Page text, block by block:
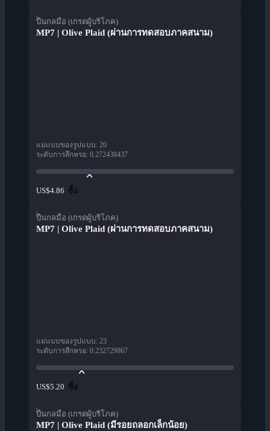
ปืนกลมือ (เกรดผู้บริโภค)
MP7 | Olive Plaid (ผ่านการทดสอบภาคสนาม)
แม่แบบของรูปแบบ: 20
ระดับการสึกหรอ: 0.272438437
US$4.86 ซื้อ
ปืนกลมือ (เกรดผู้บริโภค)
MP7 | Olive Plaid (ผ่านการทดสอบภาคสนาม)
แม่แบบของรูปแบบ: 23
ระดับการสึกหรอ: 0.232729867
US$5.20 ซื้อ
ปืนกลมือ (เกรดผู้บริโภค)
MP7 | Olive Plaid (มีรอยถลอกเล็กน้อย)